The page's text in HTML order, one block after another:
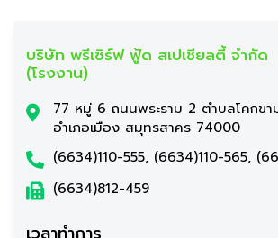
บริษัท พรีเซิร์ฟ ฟู้ด สเปเชียลตี้ จำกัด
(โรงงาน)
77 หมู่ 6 ถนนพระราม 2 ตำบลโคกขา
อำเภอเมือง สมุทรสาคร 74000
(6634)110-555, (6634)110-565,
(6634)812-459